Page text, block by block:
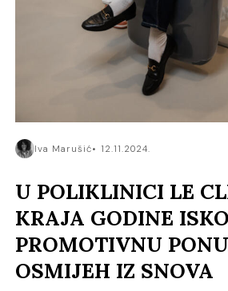
Iva Marušić 12.11.2024.
U POLIKLINICI LE
KRAJA GODINE
PROMOTIVNU
OSMIJEH IZ SNOVA